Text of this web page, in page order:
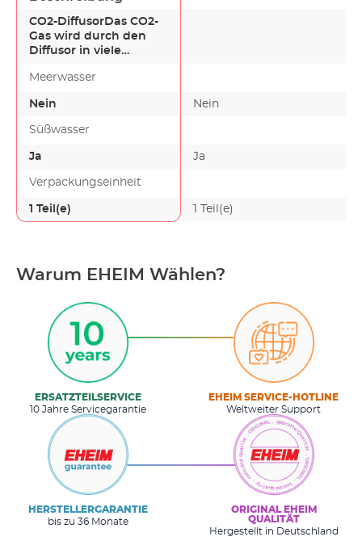
CO2-DiffusorDas CO2-
Gas wird durch den
Diffusor in viele
Durch d…
Meerwasser
Nein Nein
Süßwasser
Ja Ja
Verpackungseinheit
1 Teil(e) 1 Teil(e)
Warum EHEIM Wählen?
ERSATZTEILSERVICE
10 Jahre Servicegarantie
EHEIM SERVICE-HOTLINE
Weltweiter Support
HERSTELLERGARANTIE
bis zu 36 Monate
ORIGINAL EHEIM
QUALITÄT
Hergestellt in Deutschland